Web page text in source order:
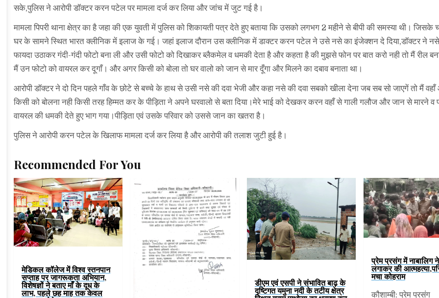
सके,पुलिस ने आरोपी डॉक्टर करन पटेल पर मामला दर्ज कर लिया और जांच में जुट गई है।
मामला पिपरी थाना क्षेत्र का है जहा की एक युवती में पुलिस को शिकायती पत्र देते हुए बताया कि उसको लगभग 2 महीने से बीपी की समस्या थी।
घर के सामने स्थित भारत क्लीनिक में इलाज के गई। जहां इलाज दौरान उस क्लीनिक में डाक्टर करन पटेल ने उसे नसे का इंजेक्शन दे दिया,डॉक्टर ने
फायदा उठाकर गंदी-गंदी फोटो बना ली और उसी फोटो को दिखाकर ब्लैकमेल व धमकी देता है और कहता है की मुझसे फोन पर बात करो नही तो मैं रील
मैं उन फोटो को वायरल कर दूगाँ। और अगर किसी को बोला तो घर वालो को जान से मार दूँगा और मिलने का दबाव बनाता था।
आरोपी डॉक्टर ने दो दिन पहले गाँव के छोटे से बच्चे के हाथ से उसी नसे की दवा भेजी और कहा नसे की दवा सबको खीला देना जब सब सो जाएगें तो मैं
किसी को बोलना नही किसी तरह हिम्मत कर के पीड़िता ने अपने घरवालो से बता दिया।मेरे भाई को देखकर करन वहाँ से गाली गलौज और जान से मारने व
वायरल की धमकी देते हुए भाग गया।पीड़िता एवं उसके परिवार को उससे जान का खतरा है।
पुलिस ने आरोपी करन पटेल के खिलाफ मामला दर्ज कर लिया है और आरोपी की तलाश जुटी हुई है।
Recommended For You
मेडिकल कॉलेज में विश्व स्तनपान
सप्ताह पर जागरूकता अभियान,
विशेषज्ञों ने बताए माँ के दूध के
लाभ, पहले छह माह तक केवल
डीएम एवं एसपी ने संभावित बाढ़ के
दृष्टिगत यमुना नदी के तटीय क्षेत्र
प्रेम प्रसंग में नाबालिग
लगाकर की
मचा कोहराम
कौशाम्बी: प्रेम प्रसंग